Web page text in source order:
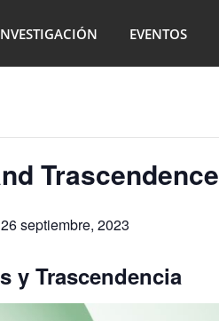
EVENTOS
Trascendence
26 septiembre, 2023
y Trascendencia